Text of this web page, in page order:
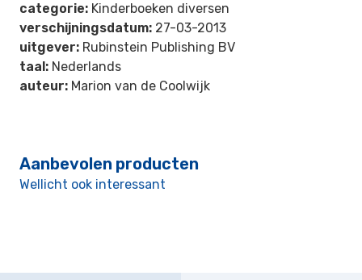
categorie: Kinderboeken diversen
verschijningsdatum: 27-03-2013
uitgever: Rubinstein Publishing BV
taal: Nederlands
auteur: Marion van de Coolwijk
Aanbevolen producten
Wellicht ook interessant